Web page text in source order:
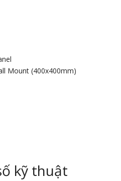
Mount (400x400mm)
kỹ thuật